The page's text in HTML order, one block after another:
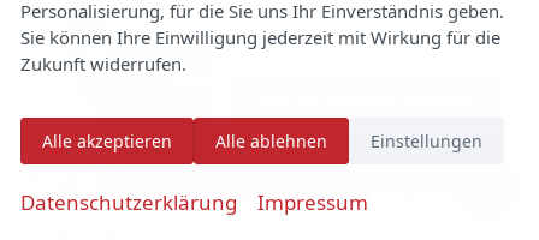
Viele Grüße
Personalisierung, für die Sie uns Ihr Einverständnis geben.
Sie können Ihre Einwilligung jederzeit mit Wirkung für die
Zukunft widerrufen.
Alle akzeptieren Alle ablehnen Einstellungen
Datenschutzerklärung Impressum